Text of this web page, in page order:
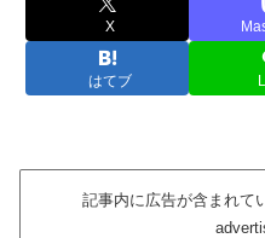
X
はてブ
記事内に広告が含まれて